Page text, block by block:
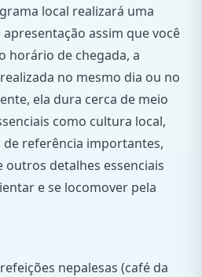
local realizará uma
assim que você
horário de chegada, a
no mesmo dia ou no
ela dura cerca de meio
como cultura local,
referência importantes,
detalhes essenciais
e se locomover pela
nepalesas (café da